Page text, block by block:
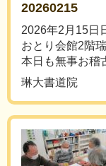
20260215
2026年2月15
おとり会館2階
本日も無事お稽
琳大書道院